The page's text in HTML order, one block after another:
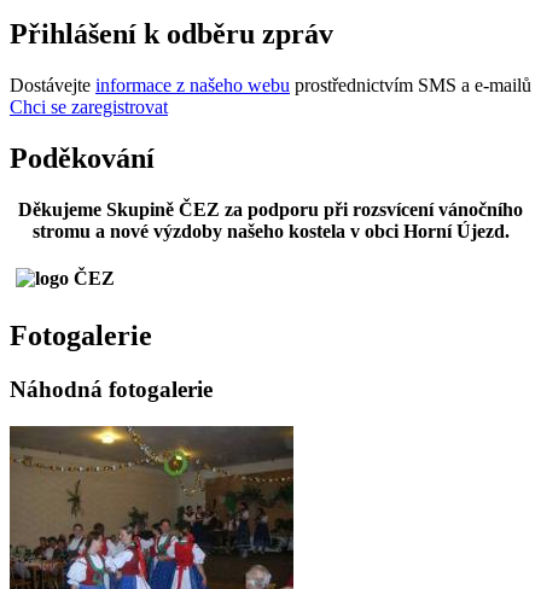
Přihlášení k odběru zpráv
Dostávejte informace z našeho webu prostřednictvím SMS a e-mailů
Chci se zaregistrovat
Poděkování
Děkujeme Skupině ČEZ za podporu při rozsvícení vánočního
stromu a nové výzdoby našeho kostela v obci Horní Újezd.
Fotogalerie
Náhodná fotogalerie